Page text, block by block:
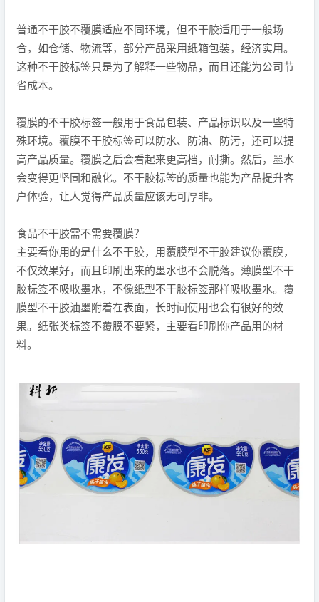
普通不干胶不覆膜适应不同环境，但不干胶适用于一般场
合，如仓储、物流等，部分产品采用纸箱包装，经济实用。
这种不干胶标签只是为了解释一些物品，而且还能为公司节
省成本。
覆膜的不干胶标签一般用于食品包装、产品标识以及一些特
殊环境。覆膜不干胶标签可以防水、防油、防污，还可以提
高产品质量。覆膜之后会看起来更高档，耐撕。然后，墨水
会变得更坚固和融化。不干胶标签的质量也能为产品提升客
户体验，让人觉得产品质量应该无可厚非。
食品不干胶需不需要覆膜？
主要看你用的是什么不干胶，用覆膜型不干胶建议你覆膜，
不仅效果好，而且印刷出来的墨水也不会脱落。薄膜型不干
胶标签不吸收墨水，不像纸型不干胶标签那样吸收墨水。覆
膜型不干胶油墨附着在表面，长时间使用也会有很好的效
果。纸张类标签不覆膜不要紧，主要看印刷你产品用的材
料。